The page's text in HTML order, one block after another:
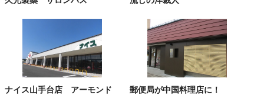
ナイス山手台店 アーモンド
郵便局が中国料理店に！